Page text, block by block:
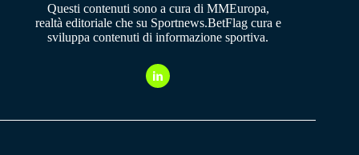
Questi contenuti sono a cura di MMEuropa,
realtà editoriale che su Sportnews.BetFlag cura e
sviluppa contenuti di informazione sportiva.